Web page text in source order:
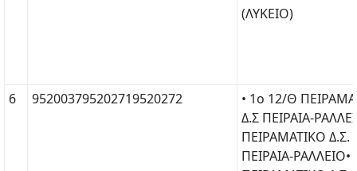
(ΛΥΚΕΙΟ)
6 952003795202719520272
• 1ο 12/Θ
Δ.Σ ΠΕΙΡΑΙΑ-
ΠΕΙΡΑΜΑΤΙΚΟ Δ.Σ.
ΠΕΙΡΑΙΑ-ΡΑΛΛΕΙΟ•